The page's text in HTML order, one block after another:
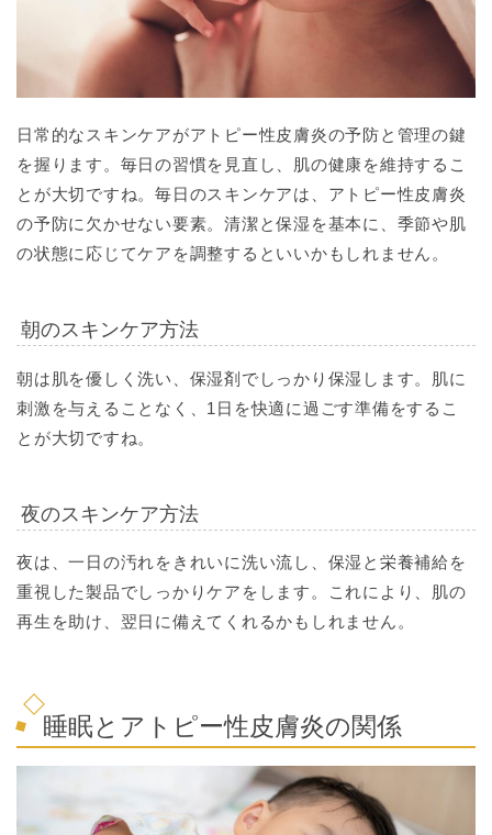
日常的なスキンケアがアトピー性皮膚炎の予防と管理の鍵
を握ります。毎日の習慣を見直し、肌の健康を維持するこ
とが大切ですね。毎日のスキンケアは、アトピー性皮膚炎
の予防に欠かせない要素。清潔と保湿を基本に、季節や肌
の状態に応じてケアを調整するといいかもしれません。
朝のスキンケア方法
朝は肌を優しく洗い、保湿剤でしっかり保湿します。肌に
刺激を与えることなく、1日を快適に過ごす準備をするこ
とが大切ですね。
夜のスキンケア方法
夜は、一日の汚れをきれいに洗い流し、保湿と栄養補給を
重視した製品でしっかりケアをします。これにより、肌の
再生を助け、翌日に備えてくれるかもしれません。
睡眠とアトピー性皮膚炎の関係